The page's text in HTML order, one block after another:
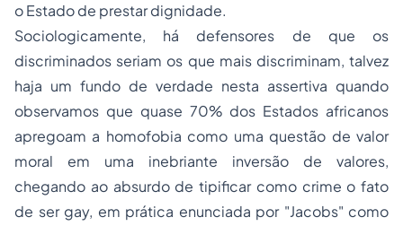
o Estado de prestar dignidade.
Sociologicamente, há defensores de que os
discriminados seriam os que mais discriminam, talvez
haja um fundo de verdade nesta assertiva quando
observamos que quase 70% dos Estados africanos
apregoam a homofobia como uma questão de valor
moral em uma inebriante inversão de valores,
chegando ao absurdo de tipificar como crime o fato
de ser gay, em prática enunciada por "Jacobs" como